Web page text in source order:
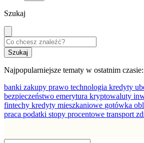
Szukaj
Najpopularniejsze tematy w ostatnim czasie:
banki zakupy prawo technologia kredyty
bezpieczeństwo emerytura kryptowaluty
fintechy kredyty mieszkaniowe gotówka
praca podatki stopy procentowe transport